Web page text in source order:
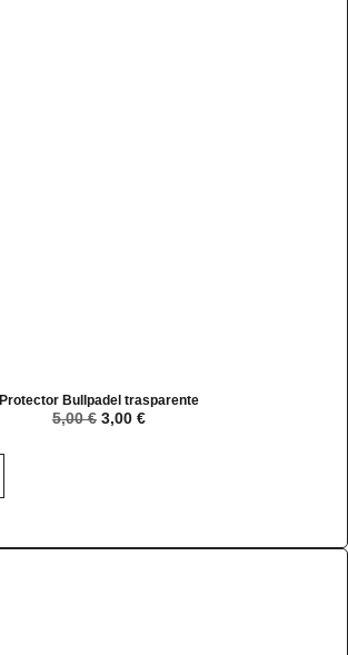
Protector Bullpadel trasparente
5,00€ 3,00 €